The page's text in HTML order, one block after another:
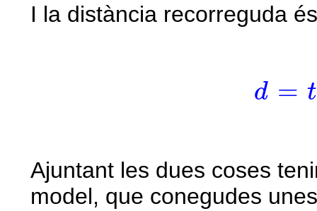
I la distància recorreguda
d = t
d v
Ajuntant les dues coses
model, que conegudes